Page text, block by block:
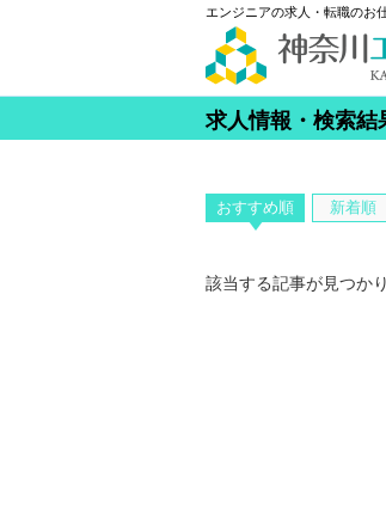
エンジニアの求人・転職のお
求人情報・検索結
おすすめ順 新着順
該当する記事が見つか